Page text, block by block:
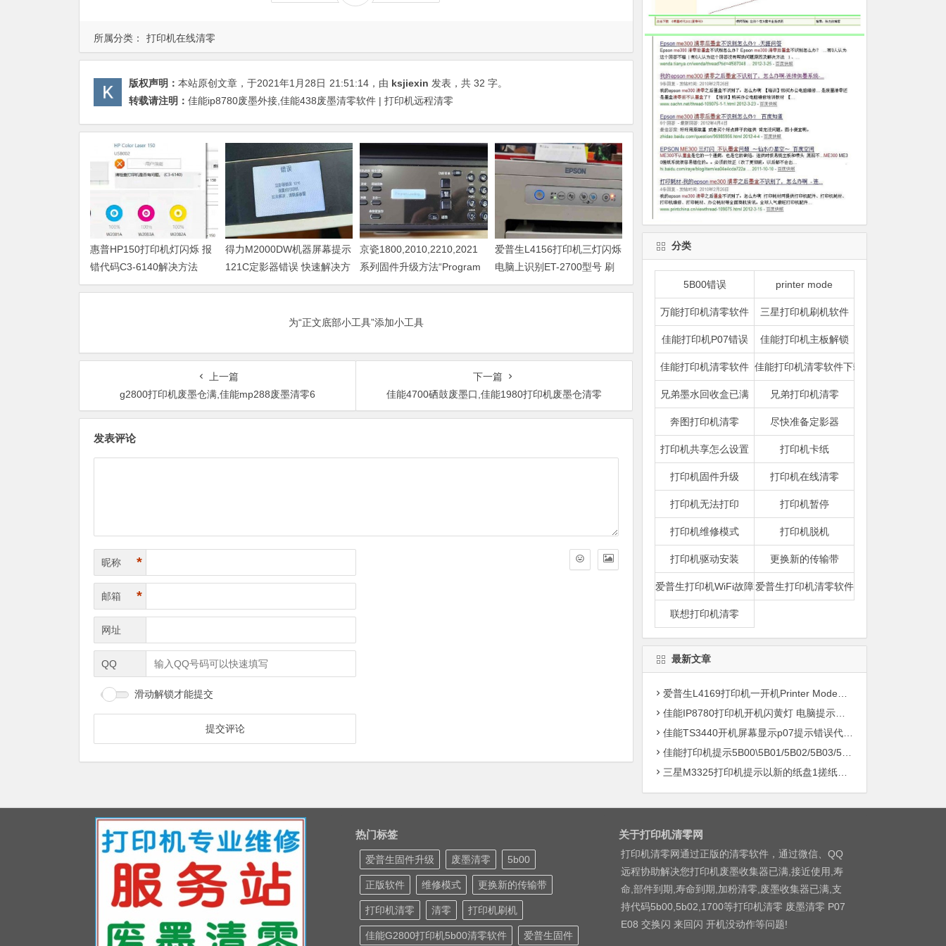
所属分类： 打印机在线清零
版权声明： 本站原创文章，于2021年1月28日 21:51:14 ，由 ksjiexin 发表，共 32 字。
转载请注明： 佳能ip8780废墨外接,佳能438废墨清零软件 | 打印机远程清零
惠普HP150打印机灯闪烁 报
错代码C3-6140解决方法
得力M2000DW机器屏幕提示
121C定影器错误 快速解决方
法
京瓷1800,2010,2210,2021
系列固件升级方法“Program
Loading或者卡LOGO
爱普生L4156打印机三灯闪烁
电脑上识别ET-2700型号 刷
固件快速解决问题
为“正文底部小工具”添加小工具
上一篇
g2800打印机废墨仓满,佳能mp288废墨清零6
下一篇
佳能4700硒鼓废墨口,佳能1980打印机废墨仓清零
发表评论
昵称 *
邮箱 *
网址
QQ
滑动解锁才能提交
分类
5B00错误 printer mode
万能打印机清零软件 三星打印机刷机软件
佳能打印机P07错误 佳能打印机主板解锁
佳能打印机清零软件 佳能打印机清零软件下载
兄弟墨水回收盒已满 兄弟打印机清零
奔图打印机清零 尽快准备定影器
打印机共享怎么设置 打印机卡纸
打印机固件升级 打印机在线清零
打印机无法打印 打印机暂停
打印机维修模式 打印机脱机
打印机驱动安装 更换新的传输带
爱普生打印机WiFi故障爱普生打印机清零软件
联想打印机清零
最新文章
爱普生L4169打印机一开机Printer Mode故障主板维修
佳能IP8780打印机开机闪黄灯 电脑提示错误5B00快速解决方案清零
佳能TS3440开机屏幕显示p07提示错误代码5B00快速解决方案 清零
佳能打印机提示5B00\5B01/5B02/5B03/5B04/5B11/5B12/5B13/5B14/1700/1702/1703/1704
三星M3325打印机提示以新的纸盘1搓纸轮进行更换
热门标签
爱普生固件升级 废墨清零 5b00
正版软件 维修模式 更换新的传输带
打印机清零 清零 打印机刷机
佳能G2800打印机5b00清零软件 爱普生固件
关于打印机清零网
打印机清零网通过正版的清零软件，通过微信、QQ
远程协助解决您打印机废墨收集器已满,接近使用,寿
命,部件到期,寿命到期,加粉清零,废墨收集器已满,支
持代码5b00,5b02,1700等打印机清零 废墨清零 P07
E08 交换闪 来回闪 开机没动作等问题!